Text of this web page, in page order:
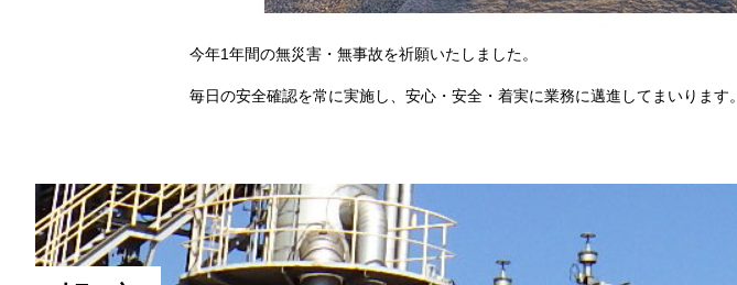
今年1年間の無災害・無事故を祈願いたしました。
毎日の安全確認を常に実施し、安心・安全・着実に業務に邁進してまいります。